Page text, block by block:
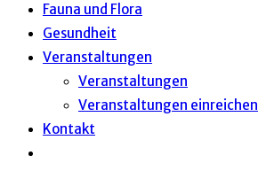
Fauna und Flora
Gesundheit
Veranstaltungen
Veranstaltungen
Veranstaltungen einreichen
Kontakt